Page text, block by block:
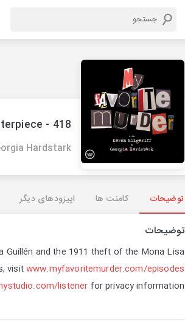
418 - Assume It's A Masterpiece
Hardstark
توضیحات کامنت ها اپیزودهای دیگر
توضیحات
Guillén and the 1911 theft of the Mona Lisa.
visitwww.myfavoritemurder.com/episodes
listener for privacy information.